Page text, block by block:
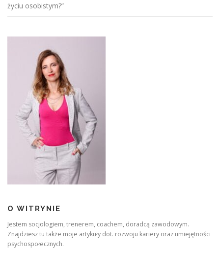
życiu osobistym?”
O WITRYNIE
Jestem socjologiem, trenerem, coachem, doradcą zawodowym.
Znajdziesz tu także moje artykuły dot. rozwoju kariery oraz umiejętności
psychospołecznych.